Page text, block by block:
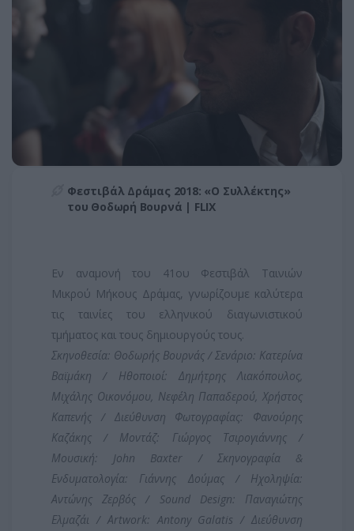
Φεστιβάλ Δράμας 2018: «Ο Συλλέκτης»
του Θοδωρή Βουρνά | FLIX
Εν αναμονή του 41ου Φεστιβάλ Ταινιών
Μικρού Μήκους Δράμας, γνωρίζουμε καλύτερα
τις ταινίες του ελληνικού διαγωνιστικού
τμήματος και τους δημιουργούς τους.
Σκηνοθεσία: Θοδωρής Βουρνάς / Σενάριο: Κατερίνα
Βαϊμάκη / Ηθοποιοί: Δημήτρης Λιακόπουλος,
Μιχάλης Οικονόμου, Νεφέλη Παπαδερού, Χρήστος
Καπενής / Διεύθυνση Φωτογραφίας: Φανούρης
Καζάκης / Μοντάζ: Γιώργος Τσιρογιάννης /
Μουσική: John Baxter / Σκηνογραφία &
Ενδυματολογία: Γιάννης Δούμας / Ηχοληψία:
Αντώνης Ζερβός / Sound Design: Παναγιώτης
Ελμαζάι / Αrtwork: Antony Galatis / Διεύθυνση